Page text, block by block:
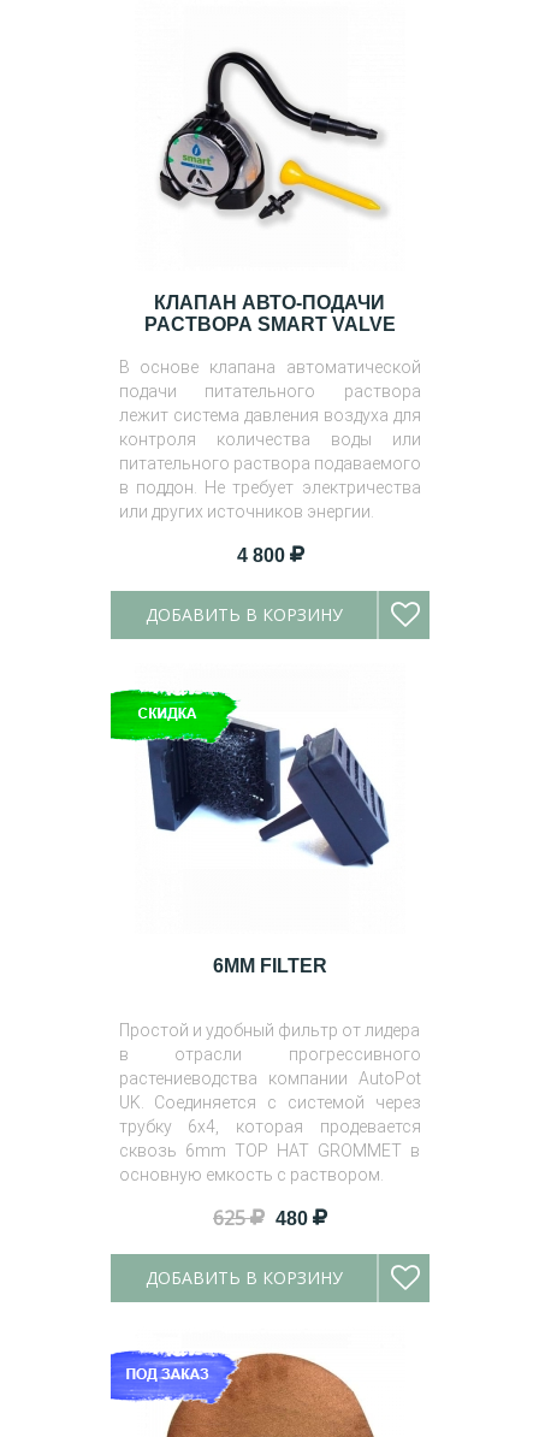
КЛАПАН АВТО-ПОДАЧИ
РАСТВОРА SMART VALVE
В основе клапана автоматической
подачи питательного раствора
лежит система давления воздуха для
контроля количества воды или
питательного раствора подаваемого
в поддон. Не требует электричества
или других источников энергии.
4 800
ДОБАВИТЬ В КОРЗИНУ
6MM FILTER
Простой и удобный фильтр от лидера
в отрасли прогрессивного
растениеводства компании AutoPot
UK. Соединяется с системой через
трубку 6х4, которая продевается
сквозь 6mm TOP HAT GROMMET в
основную емкость с раствором.
625 480
ДОБАВИТЬ В КОРЗИНУ